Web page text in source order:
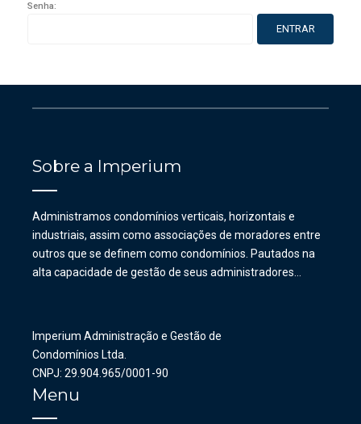
Senha:
Sobre a Imperium
Administramos condomínios verticais, horizontais e
industriais, assim como associações de moradores entre
outros que se definem como condomínios. Pautados na
alta capacidade de gestão de seus administradores…
Imperium Administração e Gestão de
Condomínios Ltda.
CNPJ: 29.904.965/0001-90
Menu